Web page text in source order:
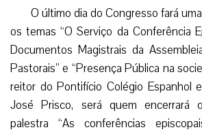
O último dia do Congresso fará
os temas “O Serviço da Conferência
Documentos Magistrais da
Pastorais” e “Presença Pública na
reitor do Pontifício Colégio Espanhol
José Prisco, será quem encerrará
palestra “As conferências